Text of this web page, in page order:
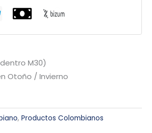
M30)
Otoño / Invierno
,Productos Colombianos